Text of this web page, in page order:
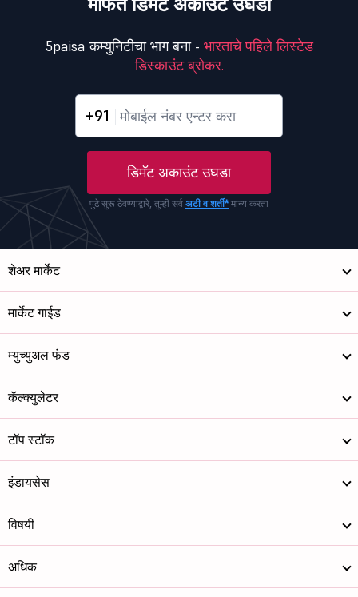
5paisa कम्युनिटीचा भाग बना - भारताचे पहिले लिस्टेड
डिस्काउंट ब्रोकर.
+91
डिमॅट अकाउंट उघडा
पुढे सुरू ठेवण्याद्वारे, तुम्ही सर्व अटी व शर्ती*मान्य करता
शेअर मार्केट
मार्केट गाईड
म्युच्युअल फंड
कॅल्क्युलेटर
टॉप स्टॉक
इंडायसेस
विषयी
अधिक